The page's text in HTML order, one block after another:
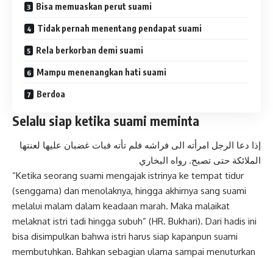
Bisa memuaskan perut suami
Tidak pernah menentang pendapat suami
Rela berkorban demi suami
Mampu menenangkan hati suami
Berdoa
Selalu siap ketika suami meminta
الملائكة حتى تصبح. رواه البخاري
“Ketika seorang suami mengajak istrinya ke tempat tidur
(senggama) dan menolaknya, hingga akhirnya sang suami
melalui malam dalam keadaan marah. Maka malaikat
melaknat istri tadi hingga subuh” (HR. Bukhari). Dari hadis ini
bisa disimpulkan bahwa istri harus siap kapanpun suami
membutuhkan. Bahkan sebagian ulama sampai menuturkan